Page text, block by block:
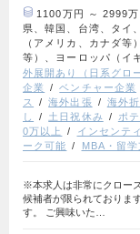
1100万円 ～ 2999万
県、韓国、台湾、タイ
（アメリカ、カナダ等
等）、ヨーロッパ（イ
外展開あり（日系グロ
企業
ベンチャー企業
ス
海外出張 海外
し
土日祝休み ポ
0万以上
インセンテ
ーク可能
MBA・留
※本求人は非常にクロー
候補者が限られておりま
す。 ご興味いた…